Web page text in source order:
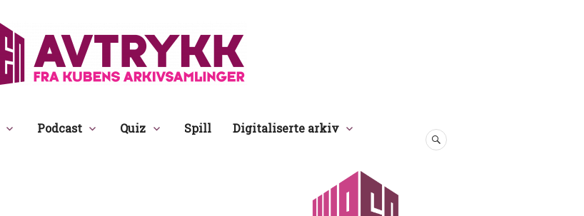
Avtrykk
Podcast Quiz Spill
Digitaliserte arkiv
SØK